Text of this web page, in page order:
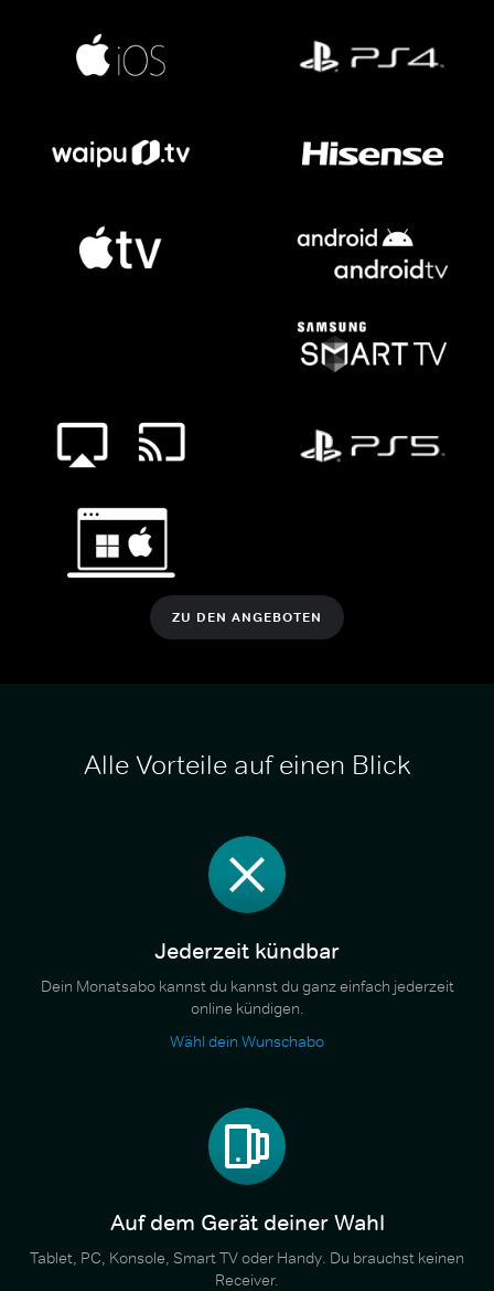
ZU DEN ANGEBOTEN
Alle Vorteile auf einen Blick
Jederzeit kündbar
Dein Monatsabo kannst du kannst du ganz einfach jederzeit
online kündigen.
Wähl dein Wunschabo
Auf dem Gerät deiner Wahl
Tablet, PC, Konsole, Smart TV oder Handy. Du brauchst keinen
Receiver.